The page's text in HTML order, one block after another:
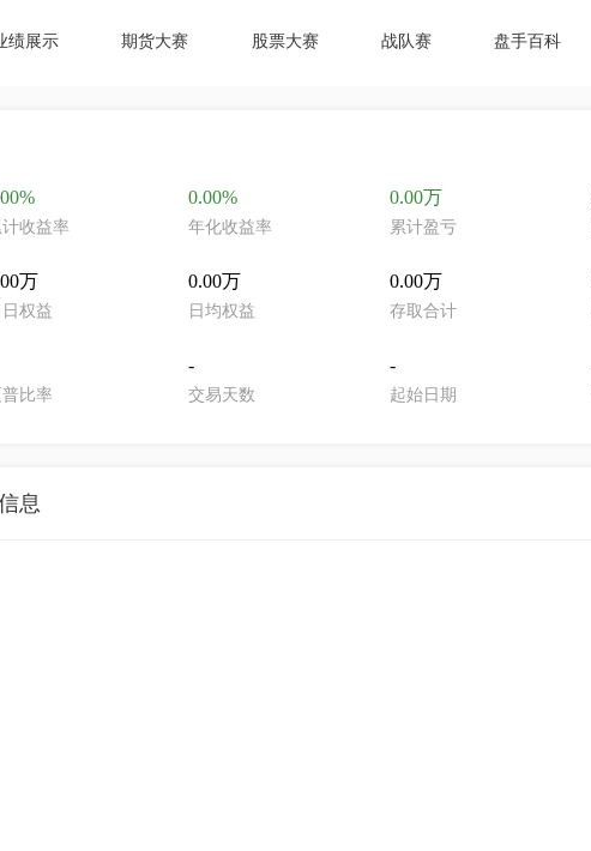
绩展示 期货大赛 股票大赛 战队赛 盘手百科
计收益率
0.00%
年化收益率
0.00万
累计盈亏
万
日权益
0.00万
日均权益
0.00万
存取合计
普比率
-
交易天数
-
起始日期
息